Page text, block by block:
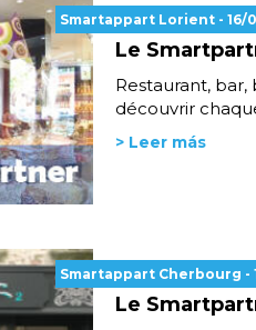
Smartappart Lorient - 16/
Le
Restaurant,
découvrir
> Leer más
Smartappart Cherbourg -
Le